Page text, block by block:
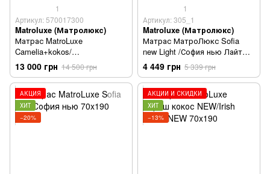
1
Артикул: 570017300
Matroluxe (Матролюкс)
Матрас MatroLuxe
Camelia+kokos/
Камелия+кокос 70x190
13 000 грн 14 500 грн
1
Артикул: 305_1
Matroluxe (Матролюкс)
Матрас МатроЛюкс Sofia
new Light /София нью Лайт
70x190
4 449 грн 5 339 грн
АКЦИЯ
ХИТ
−20%
АКЦИИ И СКИДКИ
ХИТ
−13%